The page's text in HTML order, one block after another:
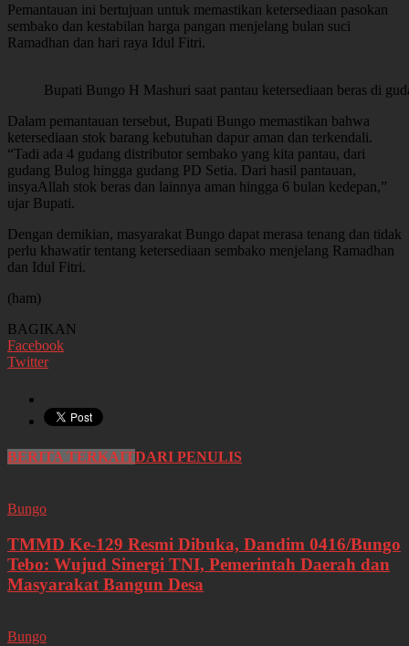
Pemantauan ini bertujuan untuk memastikan ketersediaan pasokan
sembako dan kestabilan harga pangan menjelang bulan suci
Ramadhan dan hari raya Idul Fitri.
Bupati Bungo H Mashuri saat pantau ketersediaan beras di
Dalam pemantauan tersebut, Bupati Bungo memastikan bahwa
ketersediaan stok barang kebutuhan dapur aman dan terkendali.
“Tadi ada 4 gudang distributor sembako yang kita pantau, dari
gudang Bulog hingga gudang PD Setia. Dari hasil pantauan,
insyaAllah stok beras dan lainnya aman hingga 6 bulan kedepan,”
ujar Bupati.
Dengan demikian, masyarakat Bungo dapat merasa tenang dan tidak
perlu khawatir tentang ketersediaan sembako menjelang Ramadhan
dan Idul Fitri.
(ham)
BAGIKAN
Facebook
Twitter
BERITA TERKAITDARI PENULIS
Bungo
TMMD Ke-129 Resmi Dibuka, Dandim 0416/Bungo
Tebo: Wujud Sinergi TNI, Pemerintah Daerah dan
Masyarakat Bangun Desa
Bungo